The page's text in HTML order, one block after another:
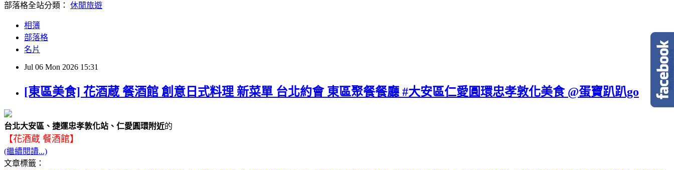
部落格全站分類： 休閒旅遊
相簿
部落格
名片
Jul 06 Mon 2026 15:31
[東區美食] 花酒蔵 餐酒館 創意日式料理 新菜單 台北約會 東區聚餐餐廳 #大安區仁愛圓環忠孝敦化美食 @蛋寶趴趴go
台北大安區、捷運忠孝敦化站、仁愛圓環附近的
【花酒蔵 餐酒館】
(繼續閱讀...)
文章標籤：